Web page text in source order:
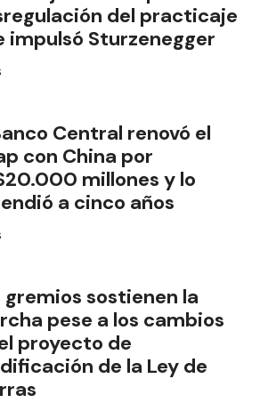
del practicaje
impulsó Sturzenegger
Central renovó el
con China por
millones y lo
a cinco años
gremios sostienen la
pese a los cambios
proyecto de
de la Ley de